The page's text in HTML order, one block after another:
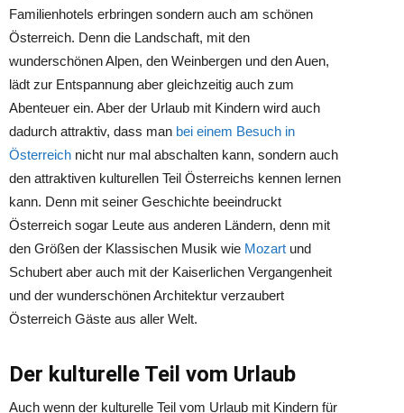
Familienhotels erbringen sondern auch am schönen
Österreich. Denn die Landschaft, mit den
wunderschönen Alpen, den Weinbergen und den Auen,
lädt zur Entspannung aber gleichzeitig auch zum
Abenteuer ein. Aber der Urlaub mit Kindern wird auch
dadurch attraktiv, dass man bei einem Besuch in
Österreich nicht nur mal abschalten kann, sondern auch
den attraktiven kulturellen Teil Österreichs kennen lernen
kann. Denn mit seiner Geschichte beeindruckt
Österreich sogar Leute aus anderen Ländern, denn mit
den Größen der Klassischen Musik wie Mozart und
Schubert aber auch mit der Kaiserlichen Vergangenheit
und der wunderschönen Architektur verzaubert
Österreich Gäste aus aller Welt.
Der kulturelle Teil vom Urlaub
Auch wenn der kulturelle Teil vom Urlaub mit Kindern für